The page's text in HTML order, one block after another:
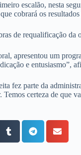
escalão, nesta
cobrará os
de requalificação
apresentou um
e entusiasmo”,
fez parte da
certeza de que